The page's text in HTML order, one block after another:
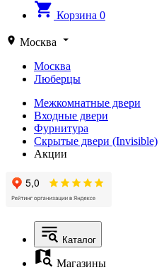
Корзина 0
Москва
Москва
Люберцы
Межкомнатные двери
Входные двери
Фурнитура
Скрытые двери (Invisible)
Акции
Каталог
Магазины